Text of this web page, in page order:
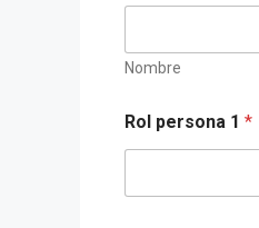
Nombre
Rol persona 1 *